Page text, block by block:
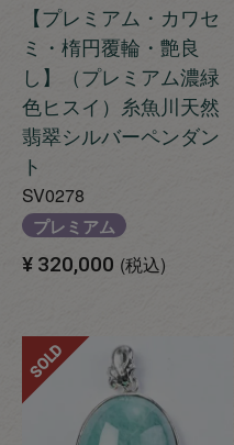
【プレミアム・カワセ
ミ・楕円覆輪・艶良
し】（プレミアム濃緑
色ヒスイ）糸魚川天然
翡翠シルバーペンダン
ト
SV0278
プレミアム
¥ 320,000 税込
SOLD